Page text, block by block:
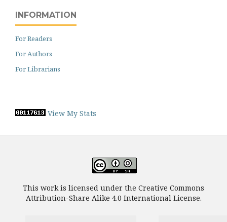
INFORMATION
For Readers
For Authors
For Librarians
View My Stats
This work is licensed under the Creative Commons
Attribution-Share Alike 4.0 International License.